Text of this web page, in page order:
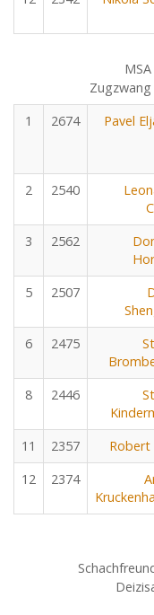
MSA
Zugzwang
1
2674 Pavel
2 2540
3 2562
5 2507
6 2475
8 2446
11 2357 Robert
12
2374